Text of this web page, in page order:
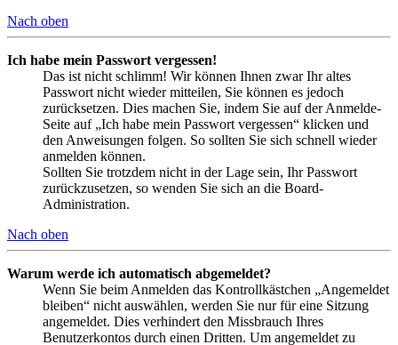
Nach oben
Ich habe mein Passwort vergessen!
Das ist nicht schlimm! Wir können Ihnen zwar Ihr altes
Passwort nicht wieder mitteilen, Sie können es jedoch
zurücksetzen. Dies machen Sie, indem Sie auf der Anmelde-
Seite auf „Ich habe mein Passwort vergessen“ klicken und
den Anweisungen folgen. So sollten Sie sich schnell wieder
anmelden können.
Sollten Sie trotzdem nicht in der Lage sein, Ihr Passwort
zurückzusetzen, so wenden Sie sich an die Board-
Administration.
Nach oben
Warum werde ich automatisch abgemeldet?
Wenn Sie beim Anmelden das Kontrollkästchen „Angemeldet
bleiben“ nicht auswählen, werden Sie nur für eine Sitzung
angemeldet. Dies verhindert den Missbrauch Ihres
Benutzerkontos durch einen Dritten. Um angemeldet zu